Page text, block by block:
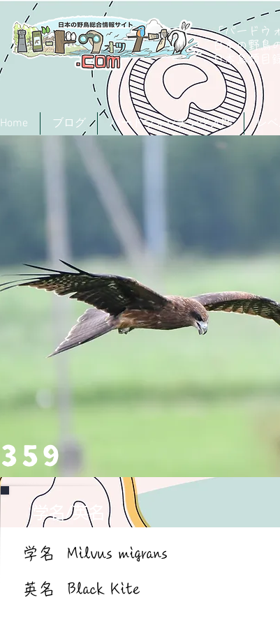
「バードウ
日本の野鳥
日本鳥類目
Home ブログ バードウォッチング入門 レベ
359
学名/英名
学名 Milvus migrans
英名 Black Kite